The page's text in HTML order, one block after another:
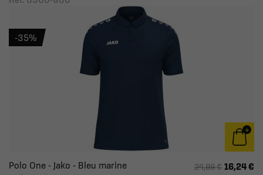
Polo One - Jako - Bleu marine
24,99 € 16,24 €
-35%